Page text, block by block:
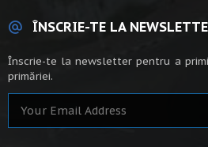
ÎNSCRIE-TE LA
Înscrie-te la newsletter pentru a
primăriei.